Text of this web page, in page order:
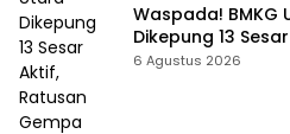
Waspada! BMKG
Dikepung 13
Sudah Terekam
6 Agustus 2026